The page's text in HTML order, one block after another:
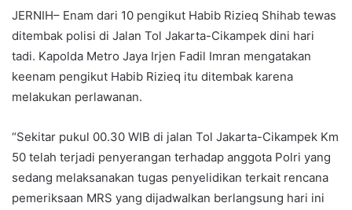
JERNIH– Enam dari 10 pengikut Habib Rizieq Shihab tewas
ditembak polisi di Jalan Tol Jakarta-Cikampek dini hari
tadi. Kapolda Metro Jaya Irjen Fadil Imran mengatakan
keenam pengikut Habib Rizieq itu ditembak karena
melakukan perlawanan.
“Sekitar pukul 00.30 WIB di jalan Tol Jakarta-Cikampek Km
50 telah terjadi penyerangan terhadap anggota Polri yang
sedang melaksanakan tugas penyelidikan terkait rencana
pemeriksaan MRS yang dijadwalkan berlangsung hari ini